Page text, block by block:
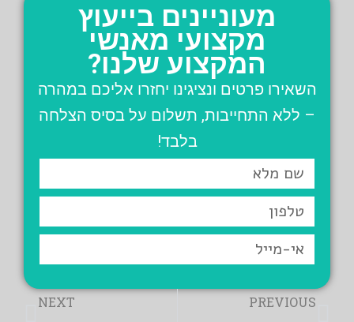
מעוניינים בייעוץ
מקצועי מאנשי
המקצוע שלנו?
השאירו פרטים ונציגינו יחזרו אליכם במהרה
– ללא התחייבות, תשלום על בסיס הצלחה
בלבד!
שם
מלא
טלפון
אי-מייל
קודם
PREVIOUS
NEXTהבא